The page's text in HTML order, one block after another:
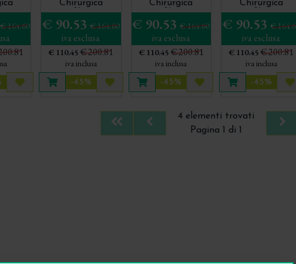
€ 164.60
carrello
Acquista più tardi
Chirurgica
Monofilamento
ad Assorbimento
Rapido
€ 90.53 € 164.60
iva esclusa
€ 110.45€ 200.81
iva inclusa
Aggiungi al carrello
-45%
Acquista più tardi
Chirurgica
Monofilamento
ad Assorbimento
Rapido
€ 90.53 € 164.60
iva esclusa
€ 110.45€ 200.81
iva inclusa
Aggiungi al carrello
-45%
Acquista più tardi
Chirurgica
Monofilamento
ad
Rapido
€ 90.53 €
iva esclusa
€ 110.45€ 200.81
iva inclusa
Aggiungi al
-45%
First Previous
4 elementi trovati
Pagina 1 di 1